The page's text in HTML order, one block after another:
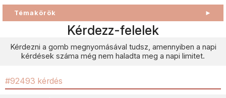
Témakörök ►
Kérdezz-felelek
Kérdezni a gomb megnyomásával tudsz, amennyiben a napi
kérdések száma még nem haladta meg a napi limitet.
#92493 kérdés